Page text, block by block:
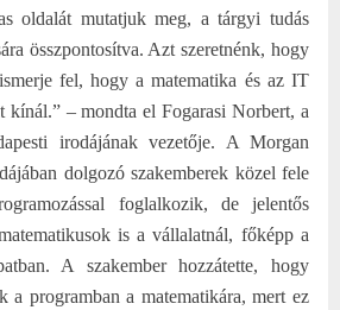
oldalát mutatjuk meg, a tárgyi tudás
összpontosítva. Azt szeretnénk, hogy
fel, hogy a matematika és az IT
kínál.” – mondta el Fogarasi Norbert, a
irodájának vezetője. A Morgan
dolgozó szakemberek közel fele
foglalkozik, de jelentős
is a vállalatnál, főképp a
A szakember hozzátette, hogy
a programban a matematikára, mert ez